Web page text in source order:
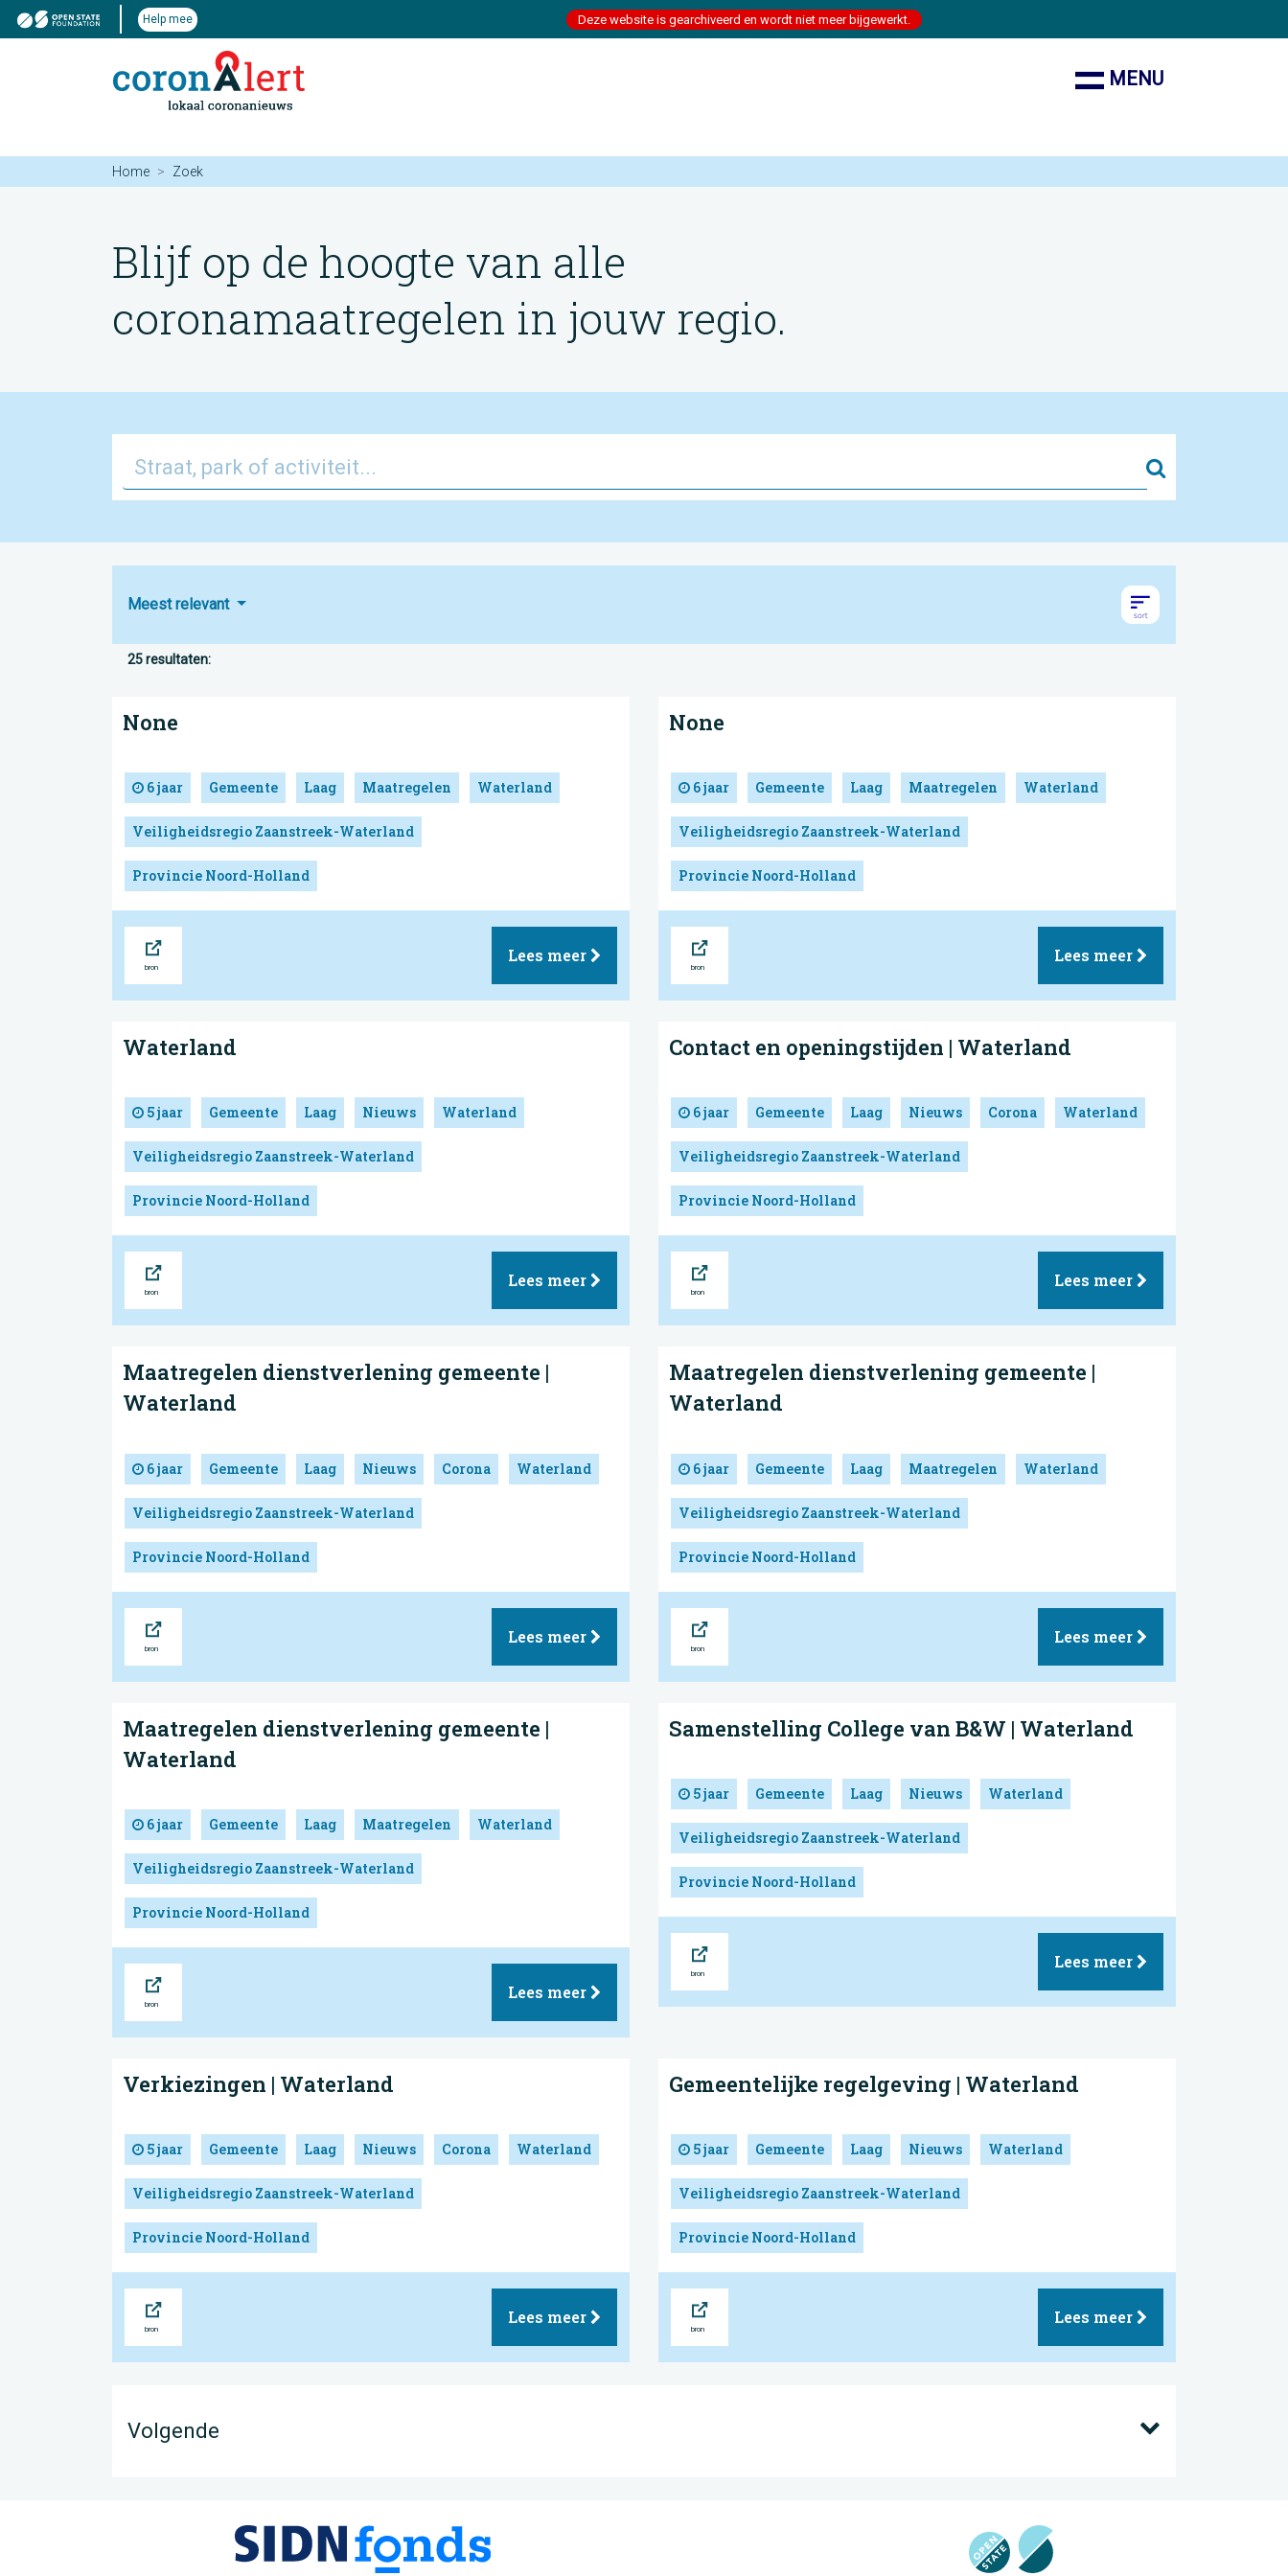
Help mee Deze website is gearchiveerd en wordt niet meer bijgewerkt.
MENU
Home Zoek
Blijf op de hoogte van alle
coronamaatregelen in jouw regio.
Zoek
Meest relevant
25 resultaten:
None
6 jaar Gemeente Laag Maatregelen Waterland
Veiligheidsregio Zaanstreek-Waterland
Provincie Noord-Holland
Lees meer
None
6 jaar Gemeente Laag Maatregelen Waterland
Veiligheidsregio Zaanstreek-Waterland
Provincie Noord-Holland
Lees meer
Waterland
5 jaar Gemeente Laag Nieuws Waterland
Veiligheidsregio Zaanstreek-Waterland
Provincie Noord-Holland
Lees meer
Contact en openingstijden | Waterland
6 jaar Gemeente Laag Nieuws Corona Waterland
Veiligheidsregio Zaanstreek-Waterland
Provincie Noord-Holland
Lees meer
Maatregelen dienstverlening gemeente |
Waterland
6 jaar Gemeente Laag Nieuws Corona Waterland
Veiligheidsregio Zaanstreek-Waterland
Provincie Noord-Holland
Lees meer
Maatregelen dienstverlening gemeente |
Waterland
6 jaar Gemeente Laag Maatregelen Waterland
Veiligheidsregio Zaanstreek-Waterland
Provincie Noord-Holland
Lees meer
Maatregelen dienstverlening gemeente |
Waterland
6 jaar Gemeente Laag Maatregelen Waterland
Veiligheidsregio Zaanstreek-Waterland
Provincie Noord-Holland
Lees meer
Samenstelling College van B&W | Waterland
5 jaar Gemeente Laag Nieuws Waterland
Veiligheidsregio Zaanstreek-Waterland
Provincie Noord-Holland
Lees meer
Verkiezingen | Waterland
5 jaar Gemeente Laag Nieuws Corona Waterland
Veiligheidsregio Zaanstreek-Waterland
Provincie Noord-Holland
Lees meer
Gemeentelijke regelgeving | Waterland
5 jaar Gemeente Laag Nieuws Waterland
Veiligheidsregio Zaanstreek-Waterland
Provincie Noord-Holland
Lees meer
Volgende